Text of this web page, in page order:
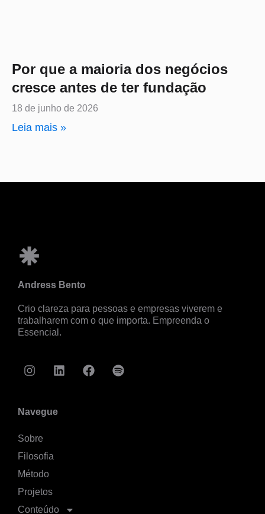
Por que a maioria dos negócios
cresce antes de ter fundação
18 de junho de 2026
Leia mais »
Andress Bento
Crio clareza para pessoas e empresas viverem e
trabalharem com o que importa. Empreenda o
Essencial.
Navegue
Sobre
Filosofia
Método
Projetos
Conteúdo